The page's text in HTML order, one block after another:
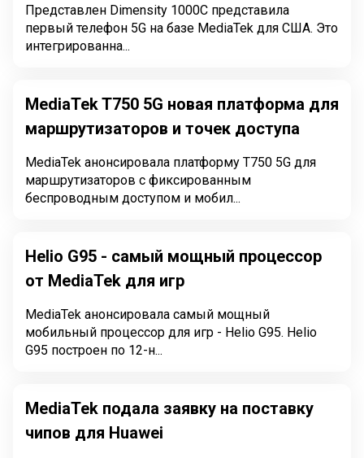
Представлен Dimensity 1000C представила
первый телефон 5G на базе MediaTek для США. Это
интегрированна...
MediaTek T750 5G новая платформа для
маршрутизаторов и точек доступа
MediaTek анонсировала платформу T750 5G для
маршрутизаторов с фиксированным
беспроводным доступом и мобил...
Helio G95 - самый мощный процессор
от MediaTek для игр
MediaTek анонсировала самый мощный
мобильный процессор для игр - Helio G95. Helio
G95 построен по 12-н...
MediaTek подала заявку на поставку
чипов для Huawei